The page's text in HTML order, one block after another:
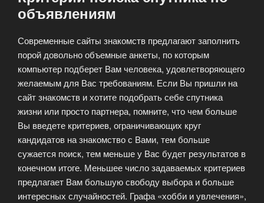
объявлениям
Современные сайты знакомств предлагают заполнить
порой довольно объемные анкеты, по которым
компьютер подберет Вам человека, удовлетворяющего
желаемым для Вас требованиям. Если Вы пришли на
сайт знакомств и хотите подобрать себе спутника
жизни или просто партнера, помните, что чем больше
Вы введете критериев, ограничивающих круг
кандидатов на знакомство с Вами, тем больше
сужается поиск, тем меньше у Вас будет результатов в
конечном итоге. Меньшее число задаваемых критериев
предлагает Вам большую свободу выбора и больше
интересных случайностей. Графа «хобби и увлечения»,